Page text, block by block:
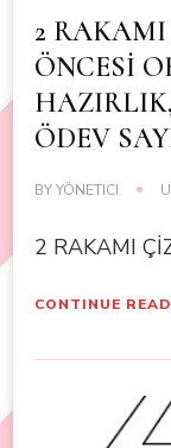
2
ÖNCESİ
ÖDEV
BYYÖNETICI
2 RAKAMI
CONTINUE